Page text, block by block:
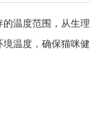
温度范围，从生理
温度，确保猫咪健